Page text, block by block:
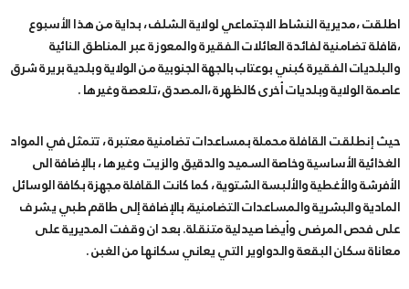
اطلقت ،مديرية النشاط الاجتماعي لولاية الشلف ، بداية من هذا الأسبوع
،قافلة تضامنية لفائدة العائلات الفقيرة والمعوزة عبر المناطق النائية
والبلديات الفقيرة كبني بوعتاب بالجهة الجنوبية من الولاية وبلدية بريرة شرق
عاصمة الولاية وبلديات أخرى كالظهرة ،المصدق ،تلعصة وغيرها .
حيث إنطلقت القافلة محملة بمساعدات تضامنية معتبرة ، تتمثل في المواد
الغذائية الأساسية وخاصة السميد والدقيق والزيت وغيرها ، بالإضافة الى
الأفرشة والأغطية والألبسة الشتوية ، كما كانت القافلة مجهزة بكافة الوسائل
المادية والبشرية والمساعدات التضامنية، بالإضافة إلى طاقم طبي يشرف
على فحص المرضى وأيضا صيدلية متنقلة. بعد ان وقفت المديرية على
معاناة سكان البقعة والدواوير التي يعاني سكانها من الغبن .